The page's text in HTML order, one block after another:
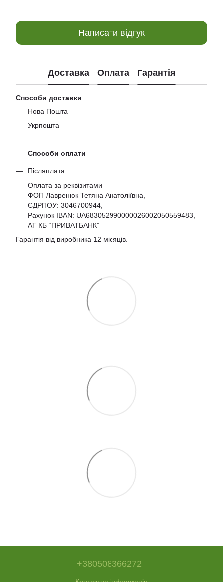
Написати відгук
Доставка Оплата Гарантія
Способи доставки
Нова Пошта
Укрпошта
Способи оплати
Післяплата
Оплата за реквізитами
ФОП Лавренюк Тетяна Анатоліївна,
ЄДРПОУ: 3046700944
Рахунок IBAN: UA683052990000026002050559483,
АТ КБ “ПРИВАТБАНК”
Гарантія від виробника 12 місяців.
+380508366272